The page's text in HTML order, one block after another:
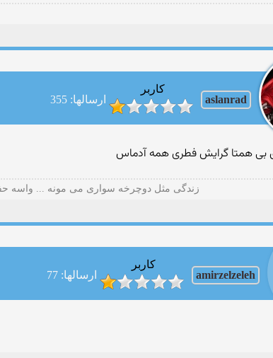
aslanrad
کاربر
ارسالها: 355
بی همتا گرایش فطری همه آدماس
زندگی مثل دوچرخه سواری می مونه ... واسه
amirzelzeleh
کاربر
ارسالها: 77